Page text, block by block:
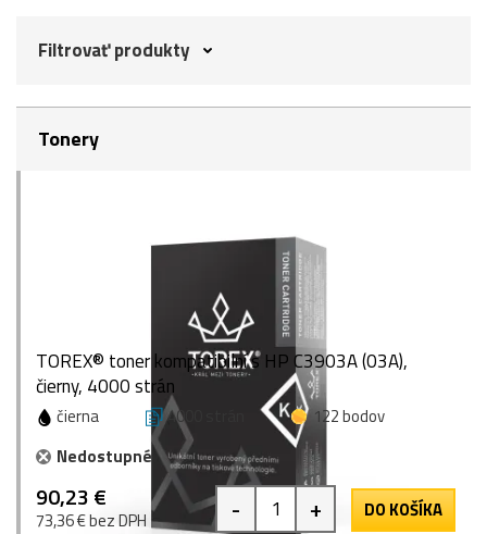
Filtrovať produkty
Tonery
TOREX® toner kompatibilní s HP C3903A (03A),
čierny, 4000 strán
čierna 4000 strán
122 bodov
Nedostupné
90,23 €
73,36 € bez DPH - + DO KOŠÍKA